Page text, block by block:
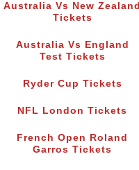
Australia Vs New Zealand
Tickets
Australia Vs England
Test Tickets
Ryder Cup Tickets
NFL London Tickets
French Open Roland
Garros Tickets